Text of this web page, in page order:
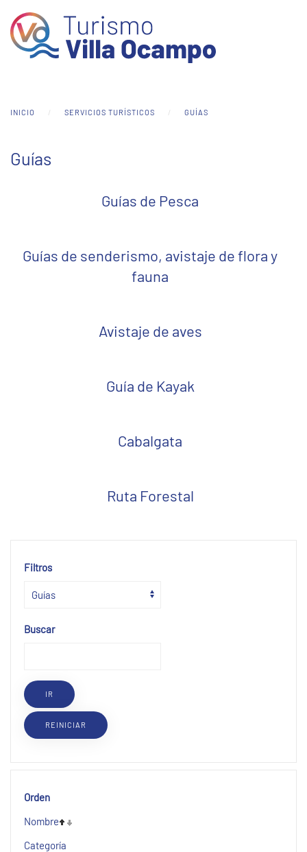
Skip to main content
INICIO SERVICIOS TURÍSTICOS GUÍAS
Guías
Guías de Pesca
Guías de senderismo, avistaje de flora y
fauna
Avistaje de aves
Guía de Kayak
Cabalgata
Ruta Forestal
Filtros
Buscar
Orden
Nombre
Categoría